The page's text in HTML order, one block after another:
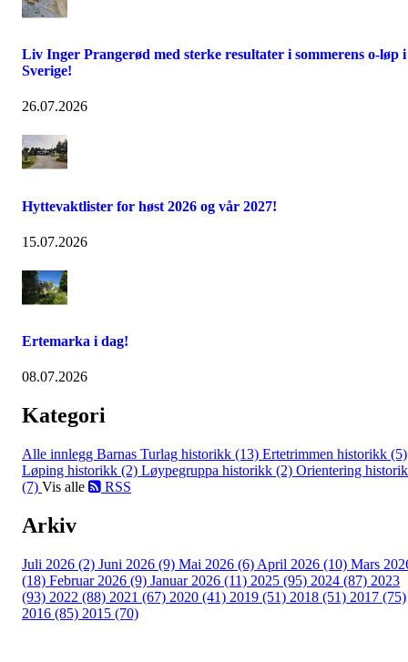
Liv Inger Prangerød med sterke resultater i sommerens o-løp i
Sverige!
26.07.2026
Hyttevaktlister for høst 2026 og vår 2027!
15.07.2026
Ertemarka i dag!
08.07.2026
Kategori
Alle innlegg Barnas Turlag historikk (13) Ertetrimmen historikk (5)
Løping historikk (2) Løypegruppa historikk (2) Orientering
(7) Vis alle RSS
Arkiv
Juli 2026 (2) Juni 2026 (9) Mai 2026 (6) April 2026 (10) Mars
(18) Februar 2026 (9) Januar 2026 (11) 2025 (95) 2024 (87) 2023
(93) 2022 (88) 2021 (67) 2020 (41) 2019 (51) 2018 (51) 2017 (75)
2016 (85) 2015 (70)